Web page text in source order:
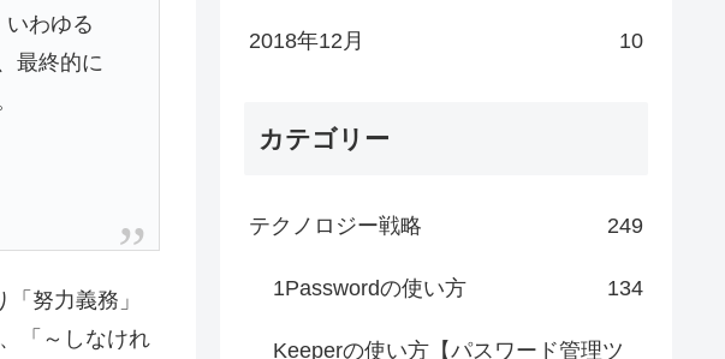
わゆる
最終的に
努力義務」
「～しなけれ
2018年12月 10
カテゴリー
テクノロジー戦略 249
1Passwordの使い方 134
Keeperの使い方【パスワード管理ツ